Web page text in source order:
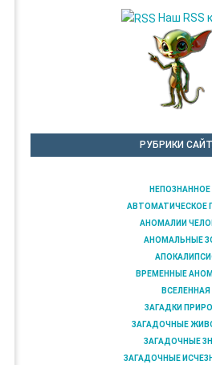
Наш RSS
РУБРИКИ
НЕПОЗНАННОЕ
АВТОМАТИЧЕСКОЕ
АНОМАЛИИ
АНОМАЛЬНЫЕ
ВРЕМЕННЫЕ
ВСЕЛЕННАЯ
ЗАГАДКИ
ЗАГАДОЧНЫЕ
ЗАГАДОЧНЫЕ
ЗАГАДОЧНЫЕ